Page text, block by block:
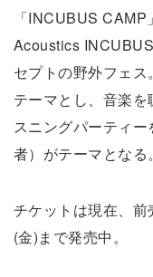
「INCUBUS
Acoustics
セプトの野外フェ
テーマとし、音楽
スニングパーティ
者）がテーマとなる。
チケットは現在、
(金)まで発売中。